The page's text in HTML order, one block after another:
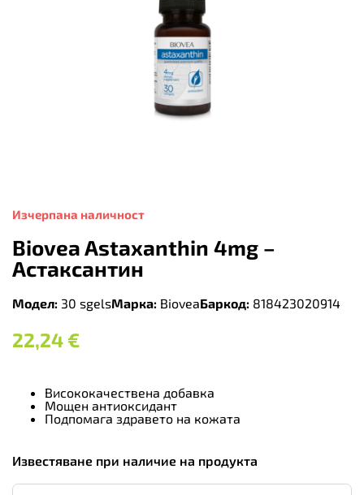
Изчерпана наличност
Biovea Astaxanthin 4mg –
Астаксантин
Модел: 30 sgelsМарка: BioveaБаркод: 818423020914
22,24 €
Висококачествена добавка
Мощен антиоксидант
Подпомага здравето на кожата
Известяване при наличие на продукта